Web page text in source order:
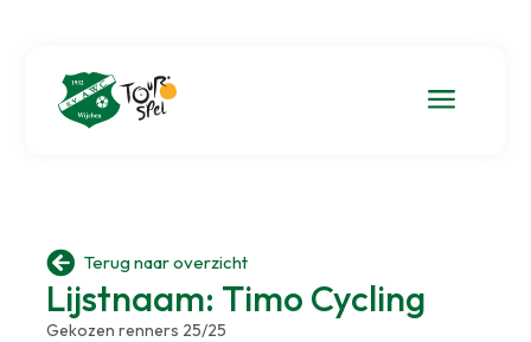
a
 Terug naar overzicht
Lijstnaam: Timo Cycling
Gekozen renners 25/25